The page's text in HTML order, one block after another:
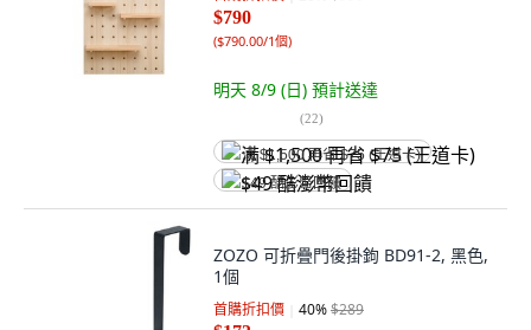
$790
($790.00/1個)
明天 8/9 (日) 預計送達
(22)
满 $1,500 再省 $75 (王道卡)
$49 酷澎幣回饋
ZOZO 可折疊門後掛鉤 BD91-2, 黑色,
1個
首購折扣價 40%$289